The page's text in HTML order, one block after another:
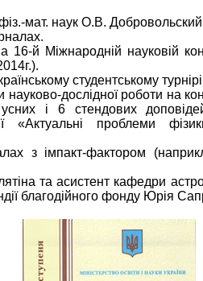
мат. наук О.В.
й Міжнародній науковій
студентському турнірі
дослідної роботи на
і 6 стендових
«Актуальні проблеми
з імпакт-фактором
та асистент кафедри
благодійного фонду Юрія